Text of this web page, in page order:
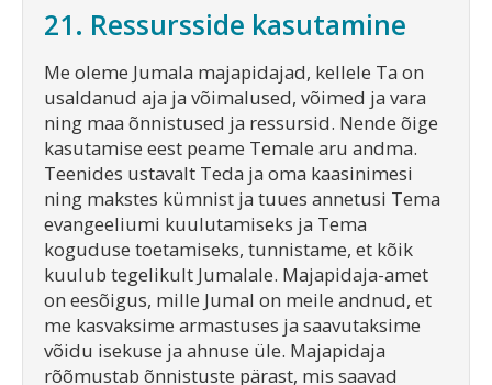
21. Ressursside kasutamine
Me oleme Jumala majapidajad, kellele Ta on
usaldanud aja ja võimalused, võimed ja vara
ning maa õnnistused ja ressursid. Nende õige
kasutamise eest peame Temale aru andma.
Teenides ustavalt Teda ja oma kaasinimesi
ning makstes kümnist ja tuues annetusi Tema
evangeeliumi kuulutamiseks ja Tema
koguduse toetamiseks, tunnistame, et kõik
kuulub tegelikult Jumalale. Majapidaja-amet
on eesõigus, mille Jumal on meile andnud, et
me kasvaksime armastuses ja saavutaksime
võidu isekuse ja ahnuse üle. Majapidaja
rõõmustab õnnistuste pärast, mis saavad